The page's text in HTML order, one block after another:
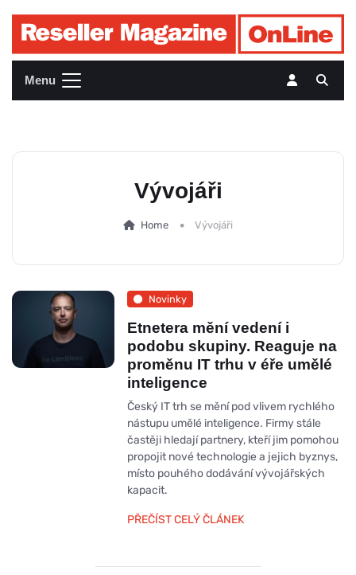
Menu
Vývojáři
Home Vývojáři
Novinky
Etnetera mění vedení i
podobu skupiny. Reaguje na
proměnu IT trhu v éře umělé
inteligence
Český IT trh se mění pod vlivem rychlého
nástupu umělé inteligence. Firmy stále
častěji hledají partnery, kteří jim pomohou
propojit nové technologie a jejich byznys,
místo pouhého dodávání vývojářských
kapacit.
PŘEČÍST CELÝ ČLÁNEK